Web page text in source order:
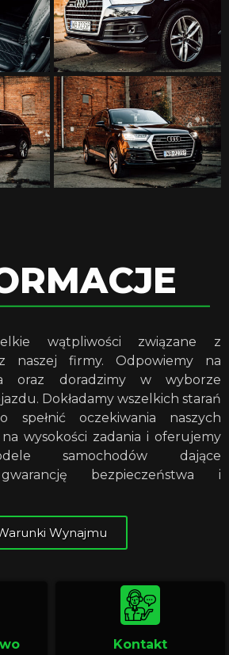
wątpliwości związane z
naszej firmy. Odpowiemy na
oraz doradzimy w wyborze
Dokładamy wszelkich starań
spełnić oczekiwania naszych
wysokości zadania i oferujemy
samochodów dające
bezpieczeństwa i
Wynajmu
Kontakt